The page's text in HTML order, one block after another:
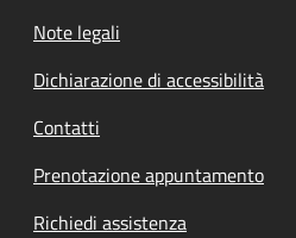
Note legali
Dichiarazione di accessibilità
Contatti
Prenotazione appuntamento
Richiedi assistenza